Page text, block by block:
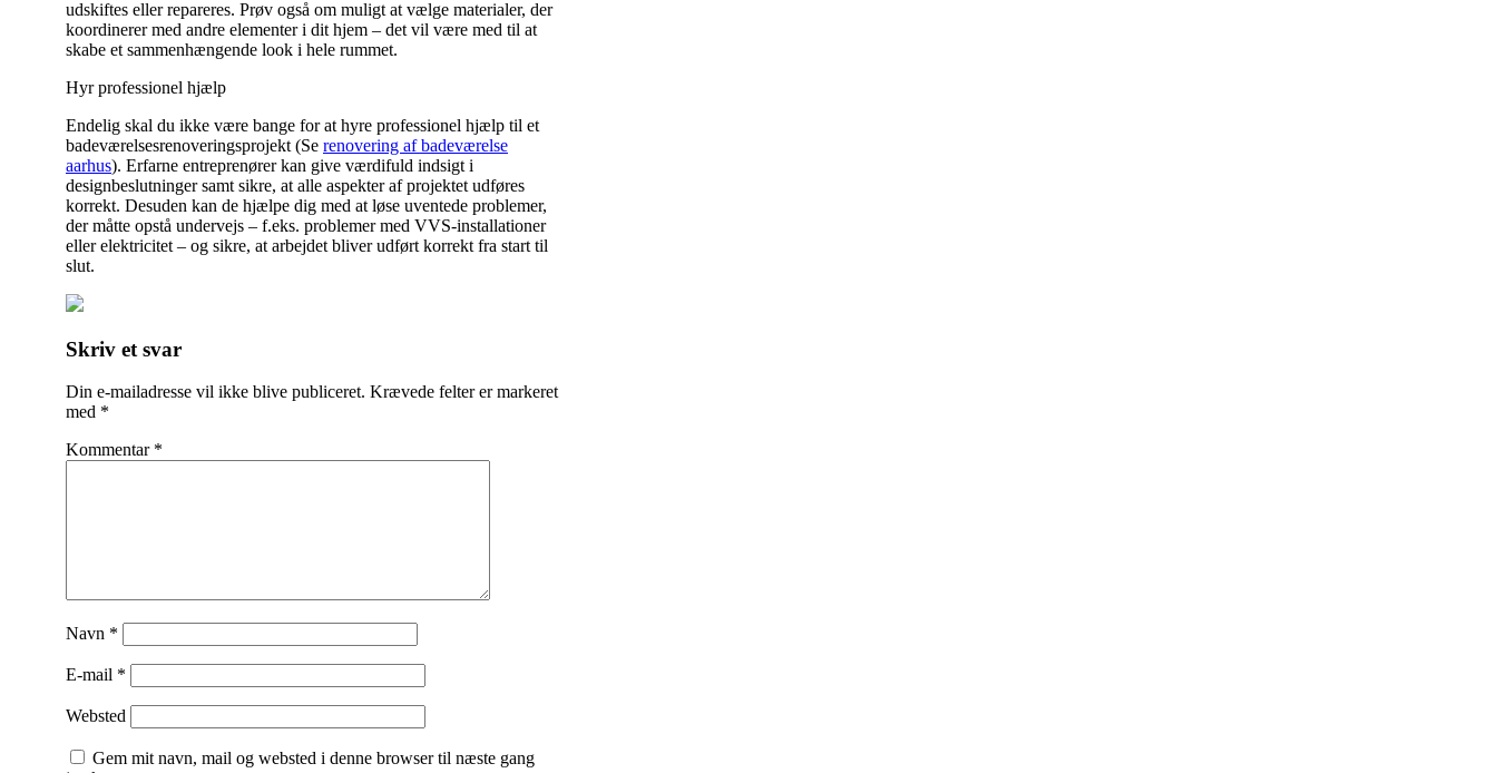
udskiftes eller repareres. Prøv også om muligt at vælge materialer, der
koordinerer med andre elementer i dit hjem – det vil være med til at
skabe et sammenhængende look i hele rummet.
Hyr professionel hjælp
Endelig skal du ikke være bange for at hyre professionel hjælp til et
badeværelsesrenoveringsprojekt (Se renovering af badeværelse
aarhus). Erfarne entreprenører kan give værdifuld indsigt i
designbeslutninger samt sikre, at alle aspekter af projektet udføres
korrekt. Desuden kan de hjælpe dig med at løse uventede problemer,
der måtte opstå undervejs – f.eks. problemer med VVS-installationer
eller elektricitet – og sikre, at arbejdet bliver udført korrekt fra start til
slut.
Indlægsnavigation
Skriv et svar
Din e-mailadresse vil ikke blive publiceret. Krævede felter er markeret
med *
Kommentar *
Navn *
E-mail *
Websted
Gem mit navn, mail og websted i denne browser til næste gang